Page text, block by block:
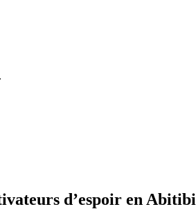
d’espoir en Abitibi